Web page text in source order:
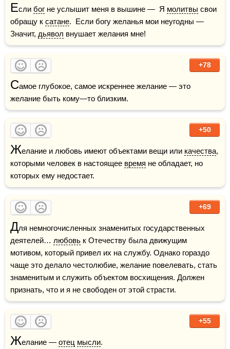
Если бог не услышит меня в вышине —  Я молитвы свои
обращу к сатане.  Если богу желанья мои неугодны —
Значит, дьявол внушает желания мне!
+78
Самое глубокое, самое искреннее желание — это
+50
Желание и любовь имеют объектами вещи или качества,
которыми человек в настоящее время не обладает, но
которых ему недостает.
+69
Для немногочисленных знаменитых государственных
деятелей… любовь к Отечеству была движущим
мотивом, который привел их на службу. Однако гораздо
чаще это делало честолюбие, желание повелевать, стать
знаменитым и служить объектом восхищения. Должен
признать, что и я не свободен от этой страсти.
+55
Желание — отец мысли.